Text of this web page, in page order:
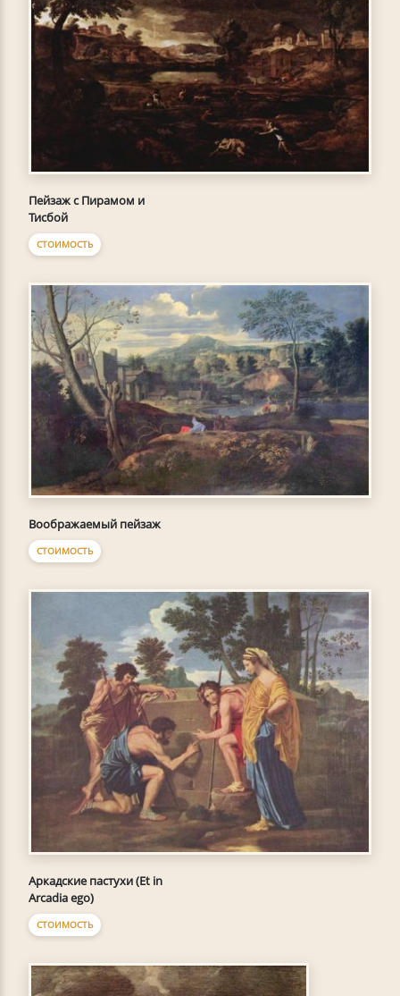
Пейзаж с Пирамом и
Тисбой
СТОИМОСТЬ
Воображаемый пейзаж
СТОИМОСТЬ
Аркадские пастухи (Et in
Arcadia ego)
СТОИМОСТЬ